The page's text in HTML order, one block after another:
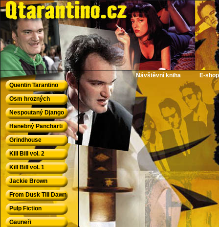
QTarantino.cz - Quentin Tarantino
Návštěvní kniha
E-shop
Quentin Tarantino
Osm hrozných
Nespoutaný Django
Hanebný Pancharti
Grindhouse
Kill Bill vol. 2
Kill Bill vol. 1
Jackie Brown
From Dusk Till Dawn
Pulp Fiction
Gauneři